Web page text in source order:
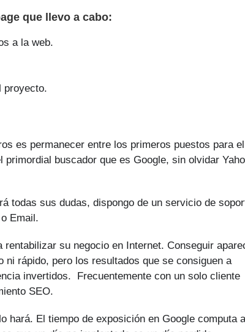
que llevo a cabo:
a la web.
proyecto.
es permanecer entre los primeros puestos para el
buscador que es Google, sin olvidar
todas sus dudas, dispongo de un servicio de
Email.
su negocio en Internet. Conseguir
rápido, pero los resultados que se consiguen a
invertidos. Frecuentemente con un solo cliente
SEO.
hará. El tiempo de exposición en Google computa a